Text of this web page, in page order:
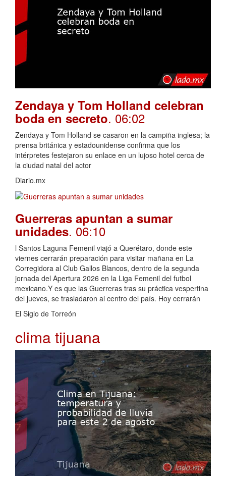
Zendaya y Tom Holland celebran
boda en secreto. 06:02
Zendaya y Tom Holland se casaron en la campiña inglesa; la
prensa británica y estadounidense confirma que los
intérpretes festejaron su enlace en un lujoso hotel cerca de
la ciudad natal del actor
Diario.mx
Guerreras apuntan a sumar
unidades. 06:10
l Santos Laguna Femenil viajó a Querétaro, donde este
viernes cerrarán preparación para visitar mañana en La
Corregidora al Club Gallos Blancos, dentro de la segunda
jornada del Apertura 2026 en la Liga Femenil del futbol
mexicano.Y es que las Guerreras tras su práctica vespertina
del jueves, se trasladaron al centro del país. Hoy cerrarán
El Siglo de Torreón
clima tijuana